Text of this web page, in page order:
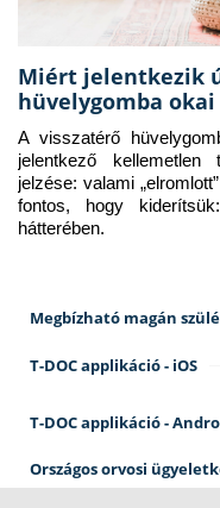
Miért jelentkezik
hüvelygomba okai
A visszatérő
jelentkező
jelzése: valami
fontos, hogy
hátterében.
Megbízható magán
T-DOC applikáció - iOS
T-DOC applikáció -
Országos orvosi